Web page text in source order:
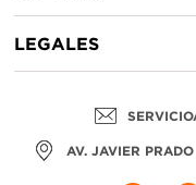
AV. JAVIER
LEGALES